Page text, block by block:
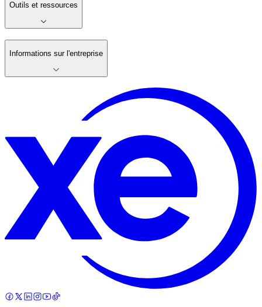
Outils et ressources
Informations sur l'entreprise